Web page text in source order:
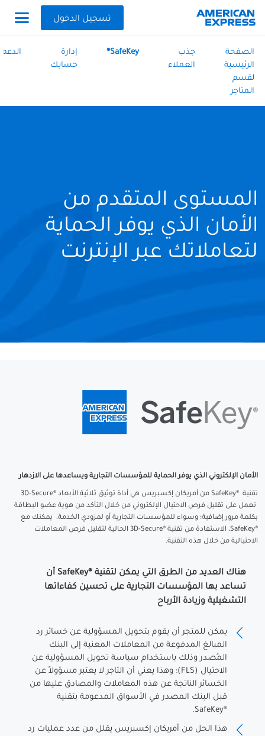
تسجيل الدخول
الصفحة
الرئيسية
لقسم
المتاجر
جذب
العملاء
SafeKey®
إدارة
حسابك
الدعم
المستوى المتقدم من
الأمان الذي يوفر الحماية
لتعاملاتك عبر الإنترنت
الأمان الإلكتروني الذي يوفر الحماية للمؤسسات التجارية ويساعدها على الازدهار
تقنية ®SafeKey من أمريكان إكسبريس هي أداة توثيق ثلاثية الأبعاد ®3D-Secure
تعمل على تقليل فرص الاحتيال الإلكتروني من خلال التأكد من هوية عضو البطاقة
بكلمة مرور إضافية؛ وسواء للمؤسسات التجارية أو لمزودي الخدمة، يمكنك مع
®SafeKey، الاستفادة من تقنية ®3D-Secure الحالية لتقليل فرص المعاملات
الاحتيالية من خلال هذه التقنية.
هناك العديد من الطرق التي يمكن لتقنية ®SafeKey أن
تساعد بها المؤسسات التجارية على تحسين كفاءاتها
التشغيلية وزيادة الأرباح
يمكن للمتجر أن يقوم بتحويل المسؤولية عن خسائر رد
المبالغ المدفوعة من المعاملات المعنية إلى البنك
المُصدر وذلك باستخدام سياسة تحويل المسؤولية عن
الاحتيال (FLS)؛ وهذا يعني أن التاجر لا يعتبر مسؤولاً عن
الخسائر الناتجة عن هذه المعاملات والمصادق عليها من
قبل البنك المصدر في الأسواق المدعومة بتقنية
®SafeKey.
هذا الحل من أمريكان إكسبريس يقلل من عدد عمليات رد